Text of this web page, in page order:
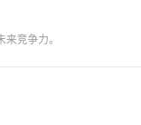
竞争力。